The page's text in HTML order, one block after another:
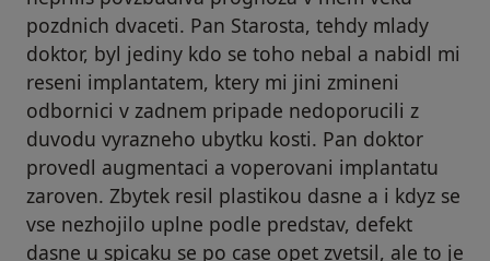
pozdnich dvaceti. Pan Starosta, tehdy mlady
doktor, byl jediny kdo se toho nebal a nabidl mi
reseni implantatem, ktery mi jini zmineni
odbornici v zadnem pripade nedoporucili z
duvodu vyrazneho ubytku kosti. Pan doktor
provedl augmentaci a voperovani implantatu
zaroven. Zbytek resil plastikou dasne a i kdyz se
vse nezhojilo uplne podle predstav, defekt
dasne u spicaku se po case opet zvetsil, ale to je